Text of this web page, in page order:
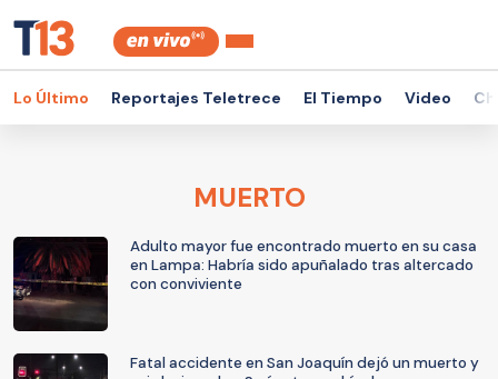
Lo Último Reportajes Teletrece El Tiempo Video
MUERTO
Adulto mayor fue encontrado muerto en su casa
en Lampa: Habría sido apuñalado tras altercado
con conviviente
Fatal accidente en San Joaquín dejó un muerto y